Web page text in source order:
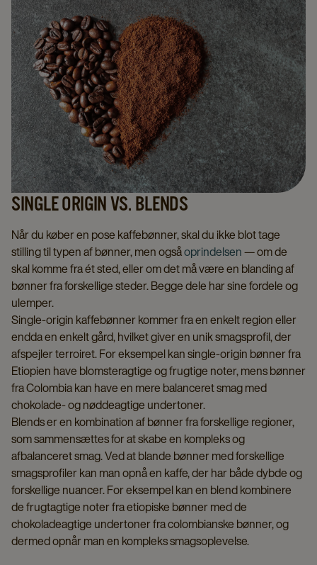
SINGLE ORIGIN VS. BLENDS
Når du køber en pose kaffebønner, skal du ikke blot tage
stilling til typen af bønner, men ogsåoprindelsen— om de
skal komme fra ét sted, eller om det må være en blanding af
bønner fra forskellige steder. Begge dele har sine fordele og
ulemper.
Single-origin kaffebønner kommer fra en enkelt region eller
endda en enkelt gård, hvilket giver en unik smagsprofil, der
afspejler terroiret. For eksempel kan single-origin bønner fra
Etiopien have blomsteragtige og frugtige noter, mens bønner
fra Colombia kan have en mere balanceret smag med
chokolade- og nøddeagtige undertoner.
Blends er en kombination af bønner fra forskellige regioner,
som sammensættes for at skabe en kompleks og
afbalanceret smag. Ved at blande bønner med forskellige
smagsprofiler kan man opnå en kaffe, der har både dybde og
forskellige nuancer. For eksempel kan en blend kombinere
de frugtagtige noter fra etiopiske bønner med de
chokoladeagtige undertoner fra colombianske bønner, og
dermed opnår man en kompleks smagsoplevelse.